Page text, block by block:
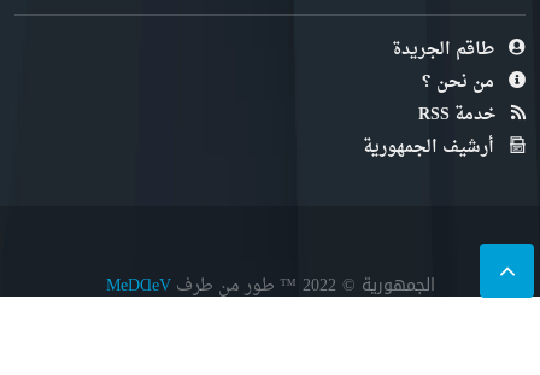
طاقم الجريدة
من نحن ؟
خدمة RSS
أرشيف الجمهورية
الجمهورية © 2022 ™ طور من طرفMeDⱭeV